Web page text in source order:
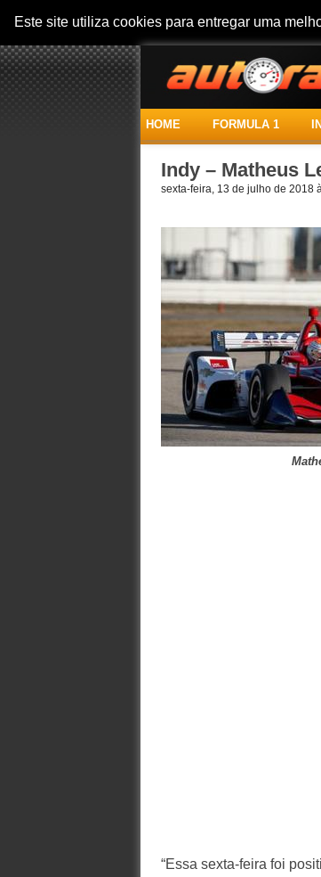
Este site utiliza cookies para entregar uma
HOME FORMULA 1
Indy – Matheus
sexta-feira, 13 de julho de 2018
“Essa sexta-feira foi